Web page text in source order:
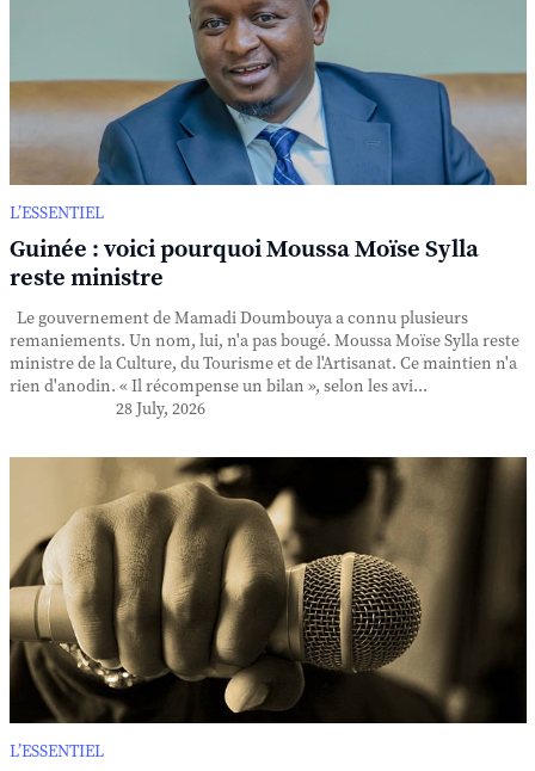
L’ESSENTIEL
Guinée : voici pourquoi Moussa Moïse Sylla
reste ministre
Le gouvernement de Mamadi Doumbouya a connu plusieurs
remaniements. Un nom, lui, n'a pas bougé. Moussa Moïse Sylla reste
ministre de la Culture, du Tourisme et de l'Artisanat. Ce maintien n'a
rien d'anodin. « Il récompense un bilan », selon les avi...
28 July, 2026
L’ESSENTIEL